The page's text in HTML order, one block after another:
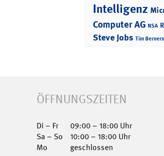
Intelligenz
Computer AG NSA
Steve Jobs Tim
ÖFFNUNGSZEITEN
Di – Fr
09:00 – 18:00 Uhr
Sa – So
10:00 – 18:00 Uhr
Mo
geschlossen